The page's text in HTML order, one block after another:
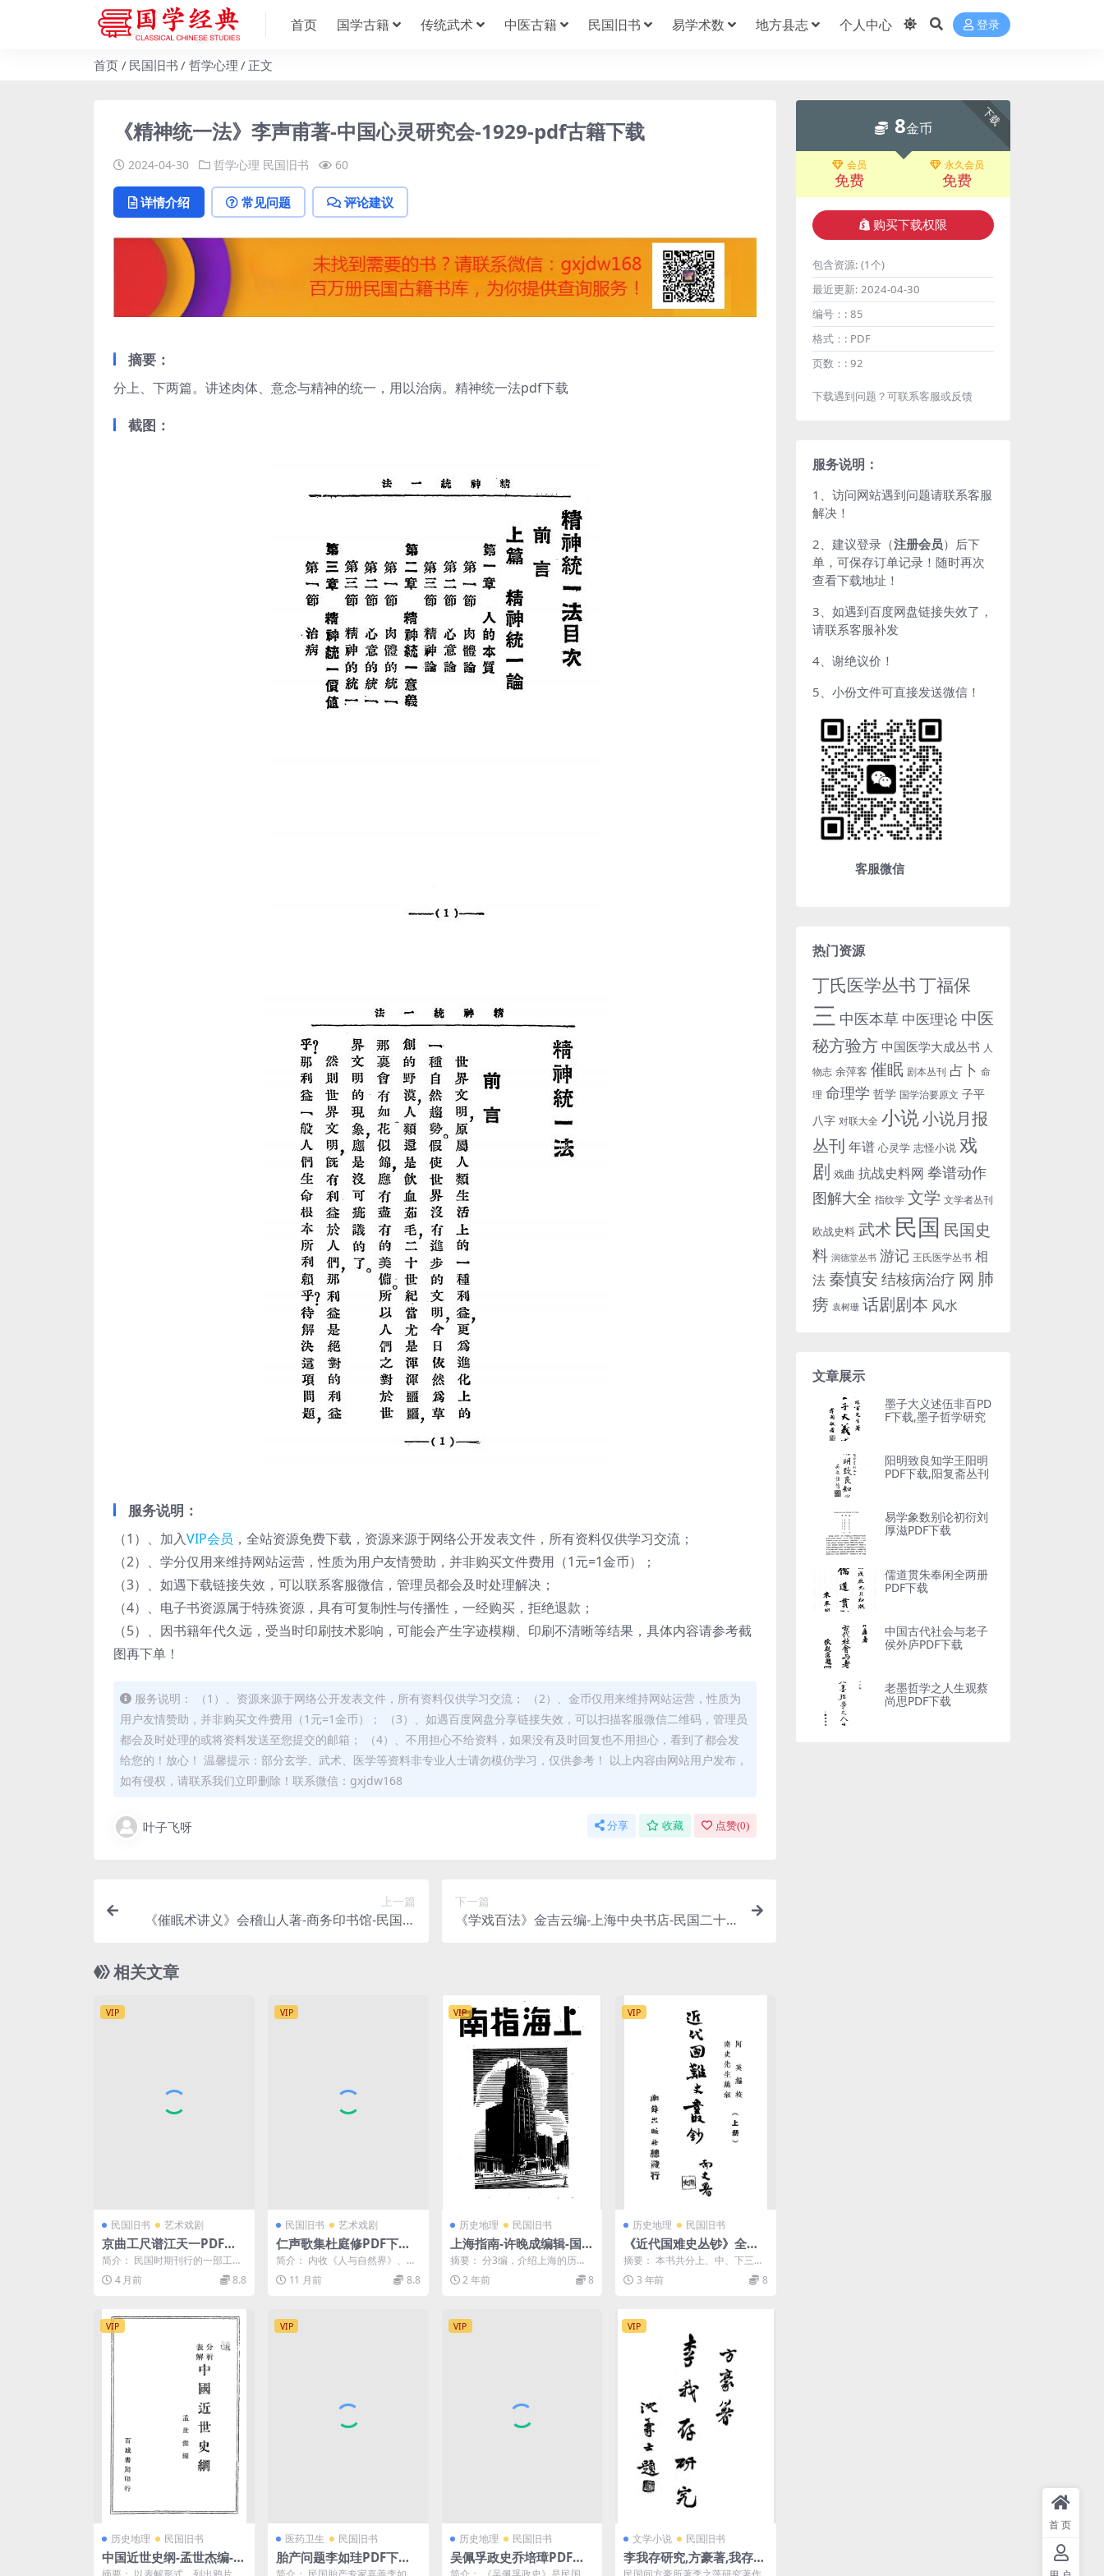
首页 国学古籍 传统武术 中医古籍 民国旧书 易学术数 地方县志 个人中心 登录
首页 民国旧书 哲学心理 正文
《精神统一法》李声甫著-中国心灵研究会-1929-pdf古籍下载
2024-04-30 哲学心理 民国旧书 60
详情介绍 常见问题 评论建议
摘要：
分上、下两篇。讲述肉体、意念与精神的统一，用以治病。精神统一法pdf下载
截图：
服务说明：
（1）、加入VIP会员 ，全站资源免费下载，资源来源于网络公开发表文件，所有资料仅供学习交流；
（2）、学分仅用来维持网站运营，性质为用户友情赞助，并非购买文件费用（1元=1金币）；
（3）、如遇下载链接失效，可以联系客服微信，管理员都会及时处理解决；
（4）、电子书资源属于特殊资源，具有可复制性与传播性，一经购买，拒绝退款；
（5）、因书籍年代久远，受当时印刷技术影响，可能会产生字迹模糊、印刷不清晰等结果，具体内容请参考截
图再下单！
服务说明： （1）、资源来源于网络公开发表文件，所有资料仅供学习交流； （2）、金币仅用来维持网站运营，性质为
用户友情赞助，并非购买文件费用（1元=1金币）； （3）、如遇百度网盘分享链接失效，可以扫描客服微信二维码，管理员
都会及时处理的或将资料发送至您提交的邮箱； （4）、不用担心不给资料，如果没有及时回复也不用担心，看到了都会发
给您的！放心！ 温馨提示：部分玄学、武术、医学等资料非专业人士请勿模仿学习，仅供参考！ 以上内容由网站用户发布，
如有侵权，请联系我们立即删除！联系微信：gxjdw168
叶子飞呀 分享 收藏 点赞(0)
上一篇
《催眠术讲义》会稽山人著-商务印书馆-民国十
下一篇
《学戏百法》金吉云编-上海中央书店-民国二十
相关文章
VIP
民国旧书 艺术戏剧
京曲工尺谱江天一PDF下
载,京胡工尺谱
简介： 民国时期刊行的一部工尺
谱曲集，“怡情轩主”江天一编
纂，上海世界书局出版。...
4 月前 8.8
VIP
民国旧书 艺术戏剧
仁声歌集杜庭修PDF下载,
民国歌曲谱集
简介： 内收《人与自然界》、
《全国运动大会会歌》、《星
空》、All throug...
11 月前 8.8
VIP
历史地理 民国旧书
上海指南-许晚成编辑-国光
书店
摘要： 分3编，介绍上海的历
史、地理概况、交通、衣食住
乐。附录：上海各机关团体及...
2 年前 8
VIP
历史地理 民国旧书
《近代国难史丛钞》全三
册，阿英编校-潮锋出版社-
民国29[1940]-pdf民国旧
书古籍下载
摘要： 本书共分上、中、下三
册。辑有关近代国难的野史10
种：《中日秘录》、《越事...
3 年前 8
VIP
历史地理 民国旧书
中国近世史纲-孟世杰编-百
城书局
VIP
医药卫生 民国旧书
胎产问题李如珪PDF下载,
民国妇科学研究著作集
VIP
历史地理 民国旧书
吴佩孚政史乔培璋PDF下
载,民国吴佩孚研究史料
VIP
文学小说 民国旧书
李我存研究,方豪著,我存杂
志社
下载
8金币
会员
免费
永久会员
免费
购买下载权限
包含资源: (1个)
最近更新: 2024-04-30
编号：: 85
格式：: PDF
页数：: 92
下载遇到问题？可联系客服或反馈
服务说明：
1、访问网站遇到问题请联系客服
解决！
2、建议登录（注册会员）后下
单，可保存订单记录！随时再次
查看下载地址！
3、如遇到百度网盘链接失效了，
请联系客服补发
4、谢绝议价！
5、小份文件可直接发送微信！
客服微信
热门资源
丁氏医学丛书丁福保
三 中医本草 中医理论 中医
秘方验方 中国医学大成丛书 人
物志 余萍客 催眠 剧本丛刊 占卜 命
理 命理学 哲学 国学治要原文 子平
八字 对联大全 小说小说月报
丛刊 年谱 心灵学 志怪小说 戏
剧 戏曲 抗战史料网 拳谱动作
图解大全 指纹学 文学 文学者丛刊
欧战史料 武术 民国 民国史
料 润德堂丛书 游记 王氏医学丛书 相
法 秦慎安 结核病治疗 网 肺
痨 袁树珊 话剧剧本 风水
文章展示
墨子大义述伍非百PD
F下载,墨子哲学研究
阳明致良知学王阳明
PDF下载,阳复斋丛刊
易学象数别论初衍刘
厚滋PDF下载
儒道贯朱奉闲全两册
PDF下载
中国古代社会与老子
侯外庐PDF下载
老墨哲学之人生观蔡
尚思PDF下载
首页